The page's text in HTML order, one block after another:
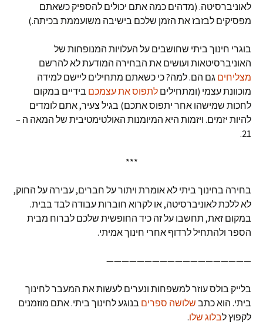
לאוניברסיטה. (מדהים כמה אתם יכולים להספיק כשאתם
מפסיקים לבזבז את הזמן שלכם בישיבה משועממת בכיתה.)
בוגרי חינוך ביתי שחושבים על העלויות המנופחות של
האוניברסיטאות ועושים את הבחירה המודעת לא להרשם
מצליחים גם הם. למה? כי כשאתם מתחילים ליישם למידה
מוכוונת עצמי (ומתחילים לתפוס את עצמכם בידיים במקום
לחכות שמישהו אחר יתפוס אתכם) בגיל צעיר, אתם לומדים
להיות יזמים. ויזמות היא המיומנות האולטימטיבית של המאה ה –
21.
***
בחירה בחינוך ביתי לא אומרת ויתור על חברים, עבירה על החוק,
לא ללכת לאוניברסיטה, או לקרוא חוברות עבודה לבד בבית.
במקום זאת, תחשבו על זה כיד החופשית שלכם לברוח מבית
הספר ולהתחיל לרדוף אחרי חינוך אמיתי.
———————————————————
בלייק בולס עוזר למשפחות ונערים לעשות את המעבר לחינוך
ביתי. הוא כתב שלושה ספרים בנוגע לחינוך ביתי. אתם מוזמנים
לקפוץ לבלוג שלו.